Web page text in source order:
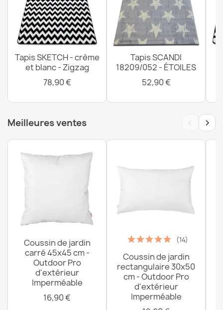
Tapis BALANCE 8788 taupe - Géométrique, structurel,
glamour
33,90 €
Tapis BALANCE 9086 taupe - Géométrique, structurel,
33,90 €
Tapis SKETCH - crème
et blanc - Zigzag
78,90 €
Tapis SCANDI
18209/052 - ÉTOILES
52,90 €
Meilleures ventes ‹ ›
Coussin de jardin
carré 45x45 cm -
Outdoor Pro
d'extérieur
Imperméable
16,90 €
(14)
Coussin de jardin
rectangulaire 30x50
cm - Outdoor Pro
d'extérieur
Imperméable